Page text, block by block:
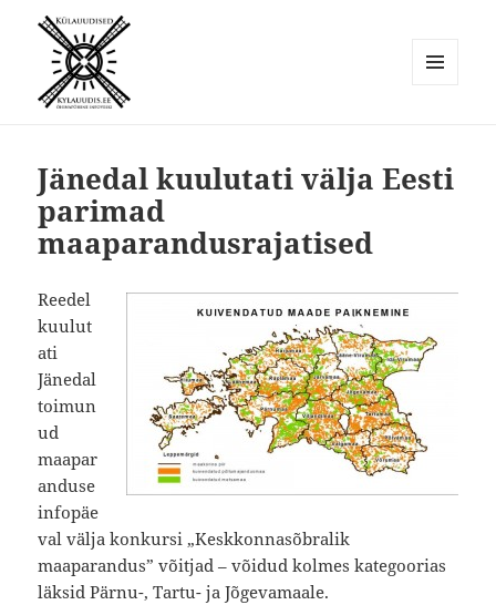
Jänedal kuulutati välja Eesti
parimad
maaparandusrajatised
Reedel
kuulut
ati
Jänedal
toimun
ud
maapar
anduse
infopäe
val välja konkursi „Keskkonnasõbralik
maaparandus” võitjad – võidud kolmes kategoorias
läksid Pärnu-, Tartu- ja Jõgevamaale.